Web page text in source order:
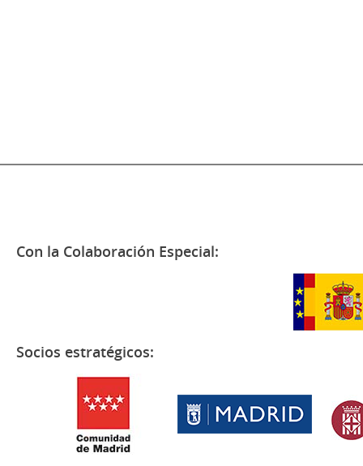
Con la Colaboración Especial:
Socios estratégicos: